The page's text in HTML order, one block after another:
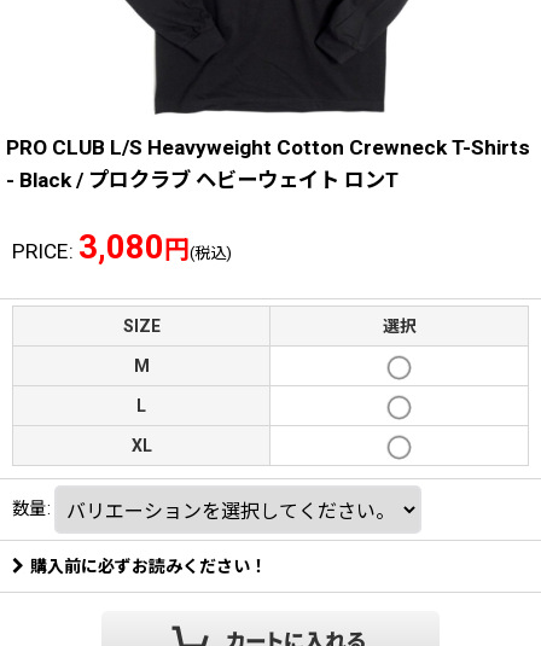
PRO CLUB L/S Heavyweight Cotton Crewneck T-Shirts
- Black / プロクラブ ヘビーウェイト ロンT
PRICE: 3,080円(税込)
SIZE 選択
M
L
XL
数量:
購入前に必ずお読みください！